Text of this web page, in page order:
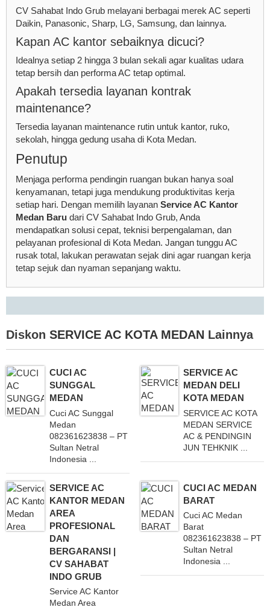
CV Sahabat Indo Grub melayani berbagai merek AC seperti
Daikin, Panasonic, Sharp, LG, Samsung, dan lainnya.
Kapan AC kantor sebaiknya dicuci?
Idealnya setiap 2 hingga 3 bulan sekali agar kualitas udara
tetap bersih dan performa AC tetap optimal.
Apakah tersedia layanan kontrak
maintenance?
Tersedia layanan maintenance rutin untuk kantor, ruko,
sekolah, hingga gedung usaha di Kota Medan.
Penutup
Menjaga performa pendingin ruangan bukan hanya soal
kenyamanan, tetapi juga mendukung produktivitas kerja
setiap hari. Dengan memilih layanan Service AC Kantor
Medan Baru dari CV Sahabat Indo Grub, Anda
mendapatkan solusi cepat, teknisi berpengalaman, dan
pelayanan profesional di Kota Medan. Jangan tunggu AC
rusak total, lakukan perawatan sejak dini agar ruangan kerja
tetap sejuk dan nyaman sepanjang waktu.
Diskon SERVICE AC KOTA MEDAN Lainnya
CUCI AC
SUNGGAL
MEDAN
Cuci AC Sunggal
Medan
082361623838 – PT
Sultan Netral
Indonesia ...
SERVICE AC
MEDAN DELI
KOTA MEDAN
SERVICE AC KOTA
MEDAN SERVICE
AC & PENDINGIN
JUN TEHKNIK ...
SERVICE AC
KANTOR MEDAN
AREA
PROFESIONAL
DAN
BERGARANSI |
CV SAHABAT
INDO GRUB
Service AC Kantor
Medan Area
CUCI AC MEDAN
BARAT
Cuci AC Medan
Barat
082361623838 – PT
Sultan Netral
Indonesia ...